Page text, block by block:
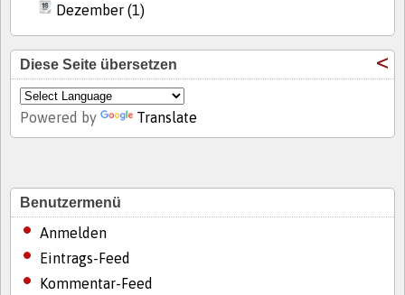
Dezember (1)
Diese Seite übersetzen
Powered by Translate
Benutzermenü
Anmelden
Eintrags-Feed
Kommentar-Feed